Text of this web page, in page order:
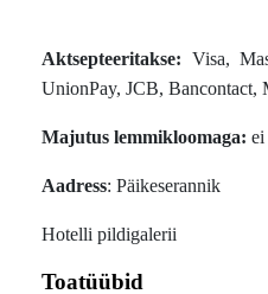
Aktsepteeritakse: Visa,
UnionPay, JCB, Bancontact,
Majutus lemmikloomaga: еi
Aadress: Päikeserannik
Hotelli pildigalerii
Toatüübid